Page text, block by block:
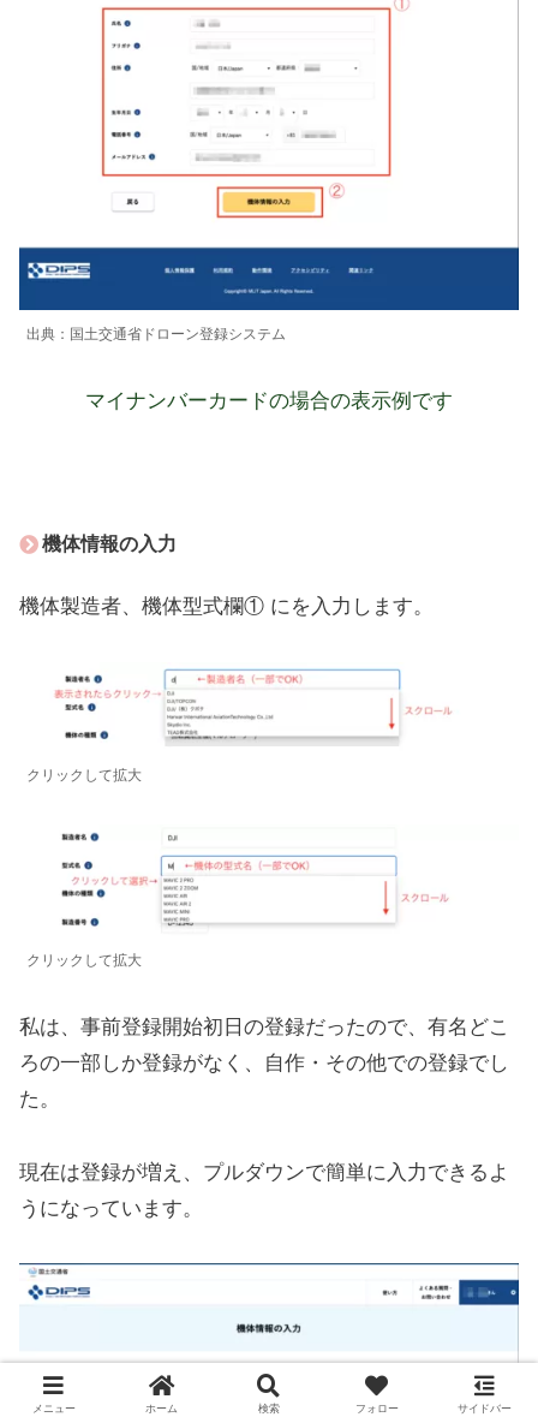
出典：国土交通省ドローン登録システム
マイナンバーカードの場合の表示例です
機体情報の入力
機体製造者、機体型式欄① にを入力します。
クリックして拡大
クリックして拡大
私は、事前登録開始初日の登録だったので、有名どこ
ろの一部しか登録がなく、自作・その他での登録でし
た。
現在は登録が増え、プルダウンで簡単に入力できるよ
うになっています。
メニュー ホーム 検索 フォロー サイドバー